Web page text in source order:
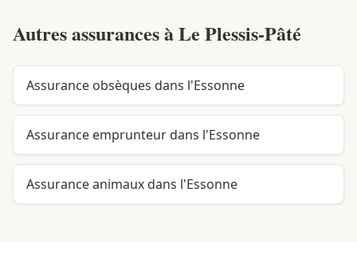
Autres assurances àLe Plessis-Pâté
Assurance obsèques dans l'Essonne
Assurance emprunteur dans l'Essonne
Assurance animaux dans l'Essonne